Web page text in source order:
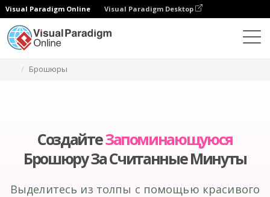
Visual Paradigm Online Visual Paradigm Desktop
Брошюры
СоздайтеЗапоминающуюся
Брошюру За Считанные Минуты
Выделитесь из толпы с помощью красивого